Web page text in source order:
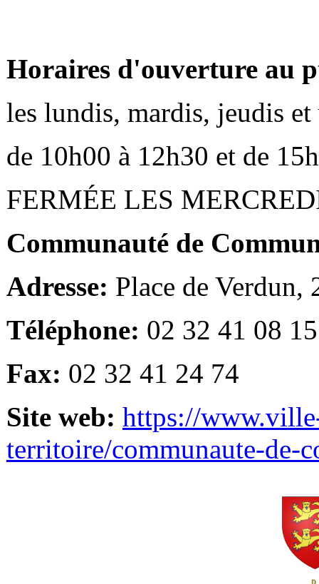
Horaires d'ouverture au
les lundis, mardis, jeudis et
de 10h00 à 12h30 et de
FERMÉE LES
Communauté de
Adresse: Place de Verdun,
Téléphone: 02 32 41 08 15
Fax: 02 32 41 24 74
Site web: https://
territoire/communaute-de-